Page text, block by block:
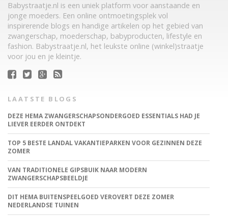
Babystraatje.nl is een uniek platform voor aanstaande en
jonge moeders. Een online ontmoetingsplek vol
inspirerende blogs en handige artikelen op het gebied van
zwangerschap, moederschap, babyproducten, lifestyle en
fashion. Babystraatje.nl, het leukste online (winkel)straatje
voor jou en je kleintje.
LAATSTE BLOGS
DEZE HEMA ZWANGERSCHAPSONDERGOED ESSENTIALS HAD JE
LIEVER EERDER ONTDEKT
TOP 5 BESTE LANDAL VAKANTIEPARKEN VOOR GEZINNEN DEZE
ZOMER
VAN TRADITIONELE GIPSBUIK NAAR MODERN
ZWANGERSCHAPSBEELDJE
DIT HEMA BUITENSPEELGOED VEROVERT DEZE ZOMER
NEDERLANDSE TUINEN